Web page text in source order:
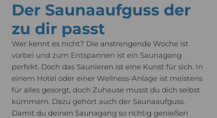
Der Saunaaufguss der
zu dir passt
Wer kennt es nicht? Die anstrengende Woche ist
vorbei und zum Entspannen ist ein Saunagang
perfekt. Doch das Saunieren ist eine Kunst für sich. In
einem Hotel oder einer Wellness-Anlage ist meistens
für alles gesorgt, doch Zuhause musst du dich selbst
kümmern. Dazu gehört auch der Saunaaufguss.
Damit du deinen Saunagang so richtig genießen